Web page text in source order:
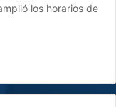
los horarios de